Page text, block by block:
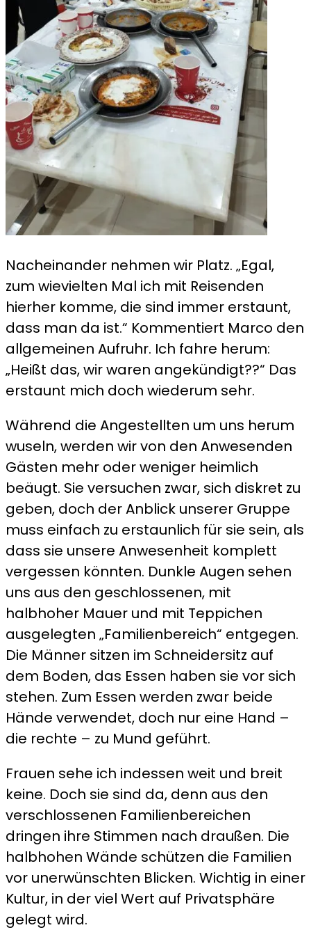
Nacheinander nehmen wir Platz. „Egal,
zum wievielten Mal ich mit Reisenden
hierher komme, die sind immer erstaunt,
dass man da ist.“ Kommentiert Marco den
allgemeinen Aufruhr. Ich fahre herum:
„Heißt das, wir waren angekündigt??“ Das
erstaunt mich doch wiederum sehr.
Während die Angestellten um uns herum
wuseln, werden wir von den Anwesenden
Gästen mehr oder weniger heimlich
beäugt. Sie versuchen zwar, sich diskret zu
geben, doch der Anblick unserer Gruppe
muss einfach zu erstaunlich für sie sein, als
dass sie unsere Anwesenheit komplett
vergessen könnten. Dunkle Augen sehen
uns aus den geschlossenen, mit
halbhoher Mauer und mit Teppichen
ausgelegten „Familienbereich“ entgegen.
Die Männer sitzen im Schneidersitz auf
dem Boden, das Essen haben sie vor sich
stehen. Zum Essen werden zwar beide
Hände verwendet, doch nur eine Hand –
die rechte – zu Mund geführt.
Frauen sehe ich indessen weit und breit
keine. Doch sie sind da, denn aus den
verschlossenen Familienbereichen
dringen ihre Stimmen nach draußen. Die
halbhohen Wände schützen die Familien
vor unerwünschten Blicken. Wichtig in einer
Kultur, in der viel Wert auf Privatsphäre
gelegt wird.